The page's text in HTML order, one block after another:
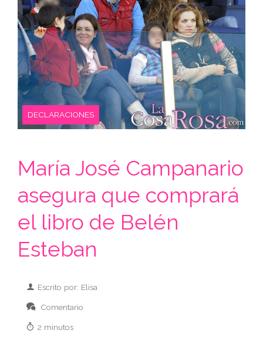
DECLARACIONES
María José Campanario
asegura que comprará
el libro de Belén
Esteban
Escrito por: Elisa
Comentario
2 minutos